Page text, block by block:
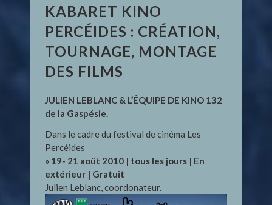
KABARET KINO
PERCÉIDES : CRÉATION,
TOURNAGE, MONTAGE
DES FILMS
JULIEN LEBLANC & L’ÉQUIPE DE KINO 132
de la Gaspésie.
Dans le cadre du festival de cinéma Les
Percéides
» 19- 21 août 2010 | tous les jours | En
extérieur | Gratuit
Julien Leblanc, coordonateur.